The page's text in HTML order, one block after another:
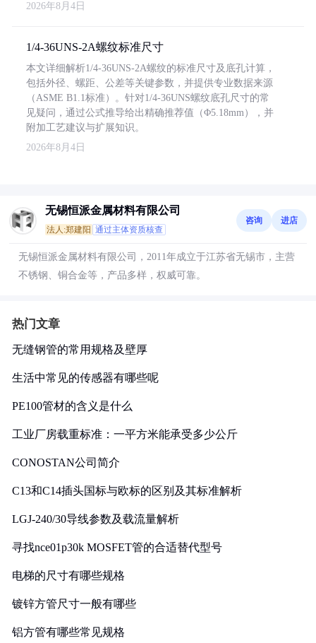
2026年8月4日
1/4-36UNS-2A螺纹标准尺寸
本文详细解析1/4-36UNS-2A螺纹的标准尺寸及底孔计算，
包括外径、螺距、公差等关键参数，并提供专业数据来源
（ASME B1.1标准）。针对1/4-36UNS螺纹底孔尺寸的常
见疑问，通过公式推导给出精确推荐值（Φ5.18mm），并
附加工艺建议与扩展知识。
2026年8月4日
无锡恒派金属材料有限公司
法人:郑建阳 通过主体资质核查
咨询 进店
无锡恒派金属材料有限公司，2011年成立于江苏省无锡市，主营
不锈钢、铜合金等，产品多样，权威可靠。
热门文章
无缝钢管的常用规格及壁厚
生活中常见的传感器有哪些呢
PE100管材的含义是什么
工业厂房载重标准：一平方米能承受多少公斤
CONOSTAN公司简介
C13和C14插头国标与欧标的区别及其标准解析
LGJ-240/30导线参数及载流量解析
寻找nce01p30k MOSFET管的合适替代型号
电梯的尺寸有哪些规格
镀锌方管尺寸一般有哪些
铝方管有哪些常见规格